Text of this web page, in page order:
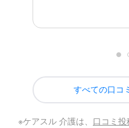
すべての口コ
※ケアスル 介護は、 口コミ